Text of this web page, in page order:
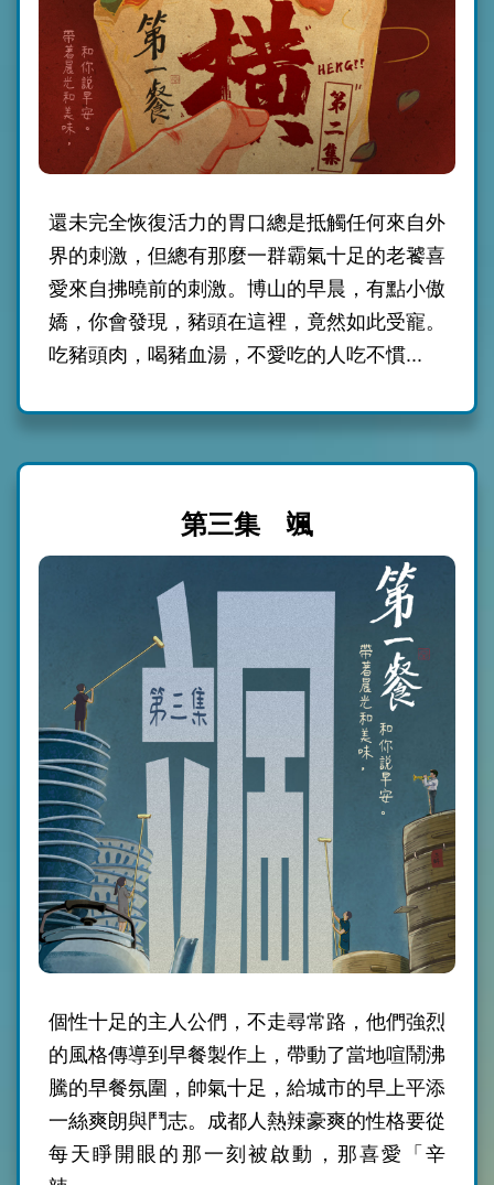
還未完全恢復活力的胃口總是抵觸任何來自外
界的刺激，但總有那麼一群霸氣十足的老饕喜
愛來自拂曉前的刺激。博山的早晨，有點小傲
嬌，你會發現，豬頭在這裡，竟然如此受寵。
吃豬頭肉，喝豬血湯，不愛吃的人吃不慣...
第三集 颯
個性十足的主人公們，不走尋常路，他們強烈
的風格傳導到早餐製作上，帶動了當地喧鬧沸
騰的早餐氛圍，帥氣十足，給城市的早上平添
一絲爽朗與鬥志。成都人熱辣豪爽的性格要從
每天睜開眼的那一刻被啟動，那喜愛「辛